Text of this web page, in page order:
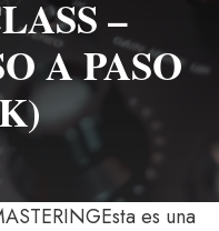
–
A PASO
es una